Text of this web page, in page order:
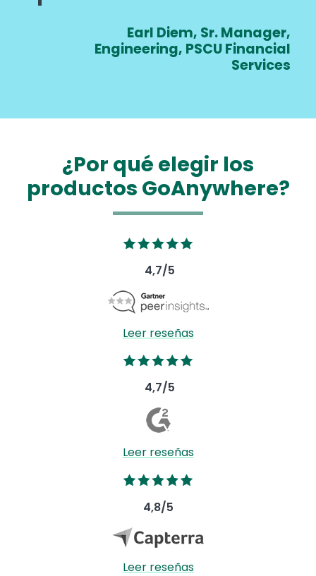
Earl Diem, Sr. Manager,
Engineering, PSCU Financial
Services
¿Por qué elegir los
productos GoAnywhere?
4,7/5
Leer reseñas
4,7/5
Leer reseñas
4,8/5
Leer reseñas